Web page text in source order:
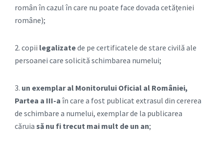
român în cazul în care nu poate face dovada cetăţeniei
române);
2. copii legalizatede pe certificatele de stare civilă ale
persoanei care solicită schimbarea numelui;
3. un exemplar al Monitorului Oficial al României,
Partea a III-a în care a fost publicat extrasul din cererea
de schimbare a numelui, exemplar de la publicarea
căruia să nu fi trecut mai mult de un an;